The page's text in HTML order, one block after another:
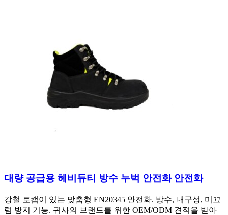
대량 공급용 헤비듀티 방수 누벅 안전화 안전화
강철 토캡이 있는 맞춤형 EN20345 안전화. 방수, 내구성, 미끄
럼 방지 기능. 귀사의 브랜드를 위한 OEM/ODM 견적을 받아